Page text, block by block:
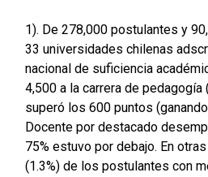
1). De 278,000 postulantes y
33 universidades chilenas
nacional de suficiencia
4,500 a la carrera de pedagogía
superó los 600 puntos
Docente por destacado
75% estuvo por debajo. En
(1.3%) de los postulantes con